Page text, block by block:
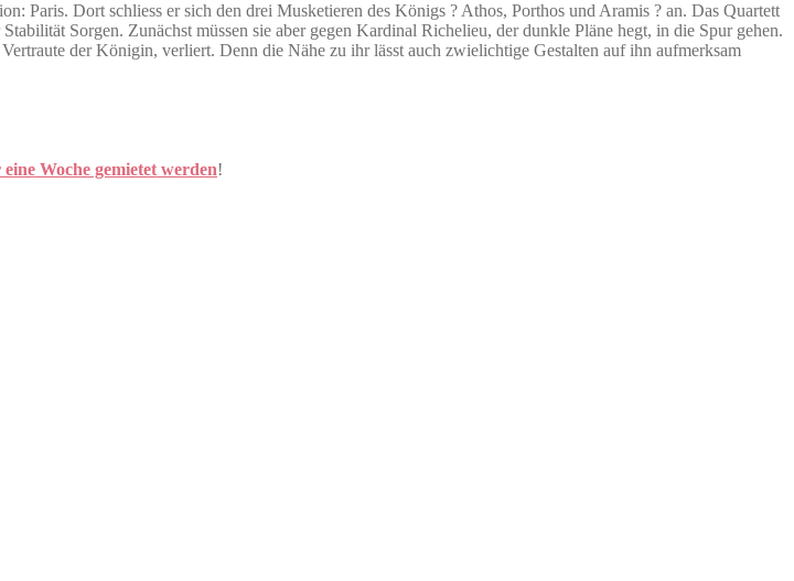
Paris. Dort schliess er sich den drei Musketieren des Königs ? Athos, Porthos und Aramis ? an. Das Quartett
Sorgen. Zunächst müssen sie aber gegen Kardinal Richelieu, der dunkle Pläne hegt, in die Spur gehen.
der Königin, verliert. Denn die Nähe zu ihr lässt auch zwielichtige Gestalten auf ihn aufmerksam
Woche gemietet werden!